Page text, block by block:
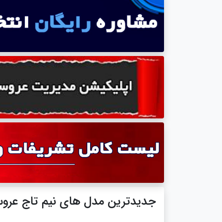
جدیدترین مدل های نیم تاج